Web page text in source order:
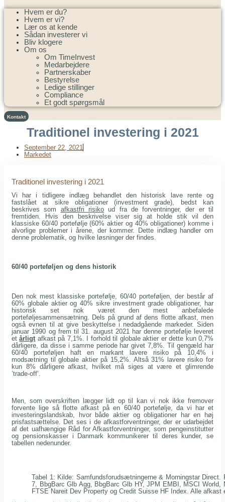
Hvem er du?
Hvem er vi?
Lær os at kende
Sådan investerer vi
Bliv klogere
Om os
Om TimeInvest
Medarbejdere
Partnerskaber
Bestyrelse
Ledige stillinger
Compliance
Et godt spørgsmål
Kontakt
Traditionel investering i 2021
September 22, 2021
Markedet
Traditionel investering i 2021
Vi har i tidligere indlæg behandlet den historisk lave rente og
fastslået at sikre obligationer (investment grade), bedst kan
beskrives som afkastfri risikoud fra de forventninger, der er til
fremtiden. Hvis den beskrivelse viser sig at holde stik vil den
klassiske 60/40 portefølje (60% aktier og 40% obligationer) komme i
alvorlige problemer i årene, der kommer. Dette indlæg handler om
denne problematik, og hvilke løsninger der findes.
60/40 porteføljen og dens historik
Den nok mest klassiske portefølje, 60/40 porteføljen, der består af
60% globale aktier og 40% sikre investment grade obligationer, har
historisk set nok været den mest anbefalede
porteføljesammensætning. Dels på grund af dens flotte afkast, men
også evnen til at give beskyttelse i nedadgående markeder. Siden
januar 1990 og frem til 31. august 2021 har denne portefølje leveret
etårligt afkast på 7,1%. I forhold til globale aktier er dette kun 0,7%
dårligere, da disse i samme periode har givet 7,8%. Til gengæld har
60/40 porteføljen haft en markant lavere risiko på 10,4% i
modsætning til globale aktier på 15,2%. Altså 31% lavere risiko for
kun 8% dårligere afkast, hvilket må siges at være et glimrende
’trade-off’.
Men, som overskriften lægger lidt op til kan vi nok ikke fremover
forvente lige så flotte afkast på en 60/40 portefølje, da vi har et
investeringslandskab, hvor både aktier og obligationer har en høj
prisfastsættelse. Det ses i de afkastforventninger, der er udarbejdet
af det uafhængige Råd for Afkastforventninger, som pengeinstitutter
og pensionskasser i Danmark kommunikerer til deres kunder, se
tabellen nedenunder.
Tabel 1: Kilde: Samfundsforudsætningerne & Morningstar
7, BbgBarc Glb Agg, BbgBarc Glb HY, JPM EMBI, MSCI
FTSE Nareit Dev Property og Credit Suisse HF Index. Alle afkast